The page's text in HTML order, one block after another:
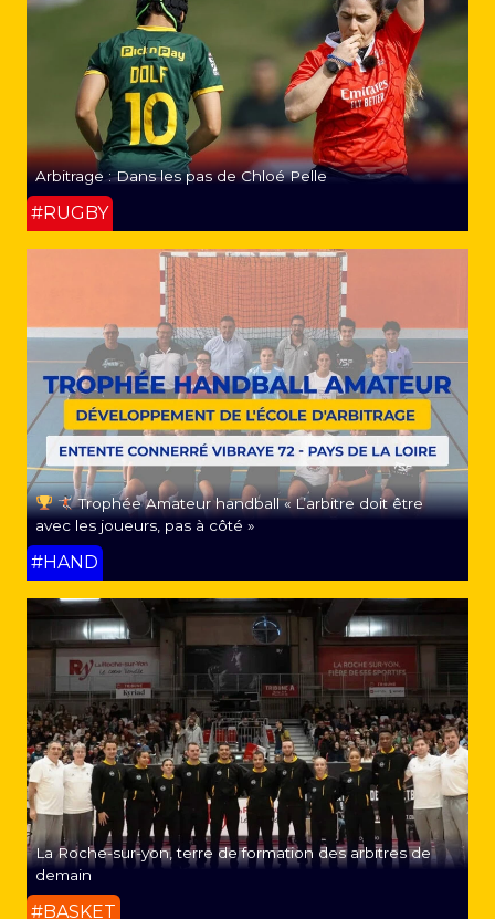
Arbitrage : Dans les pas de Chloé Pelle
#RUGBY
Trophée Amateur handball « L’arbitre doit être
avec les joueurs, pas à côté »
#HAND
La Roche-sur-yon, terre de formation des arbitres de
demain
#BASKET